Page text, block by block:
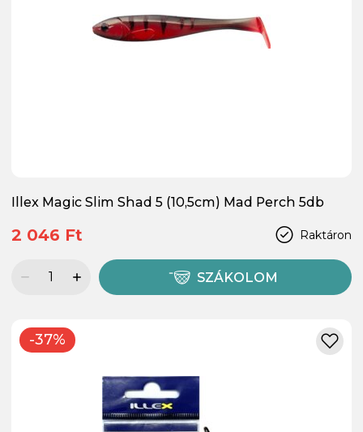
Illex Magic Slim Shad 5 (10,5cm) Mad Perch 5db
Raktáron
2 046 Ft
SZÁKOLOM
-37%